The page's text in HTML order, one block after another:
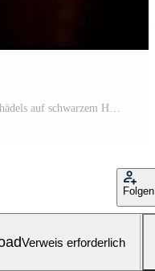
Stilllebenkunst eines menschlichen Schädels auf schwarzem Hintergrund Kostenloses Foto
Folgen
Verweis erforderlich